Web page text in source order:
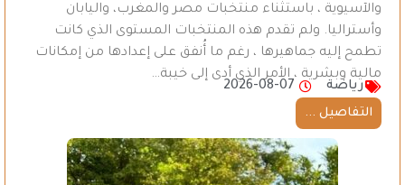
والآسيوية ، باستثناء منتخبات مصر والمغرب، واليابان
وأستراليا. ولم تقدم هذه المنتخبات المستوى الذي كانت
تطمح إليه جماهيرها ، رغم ما أُنفق على إعدادها من إمكانات
مالية وبشرية ، الأمر الذي أدى إلى خيبة…
رياضة
2026-08-07
التفاصيل ...